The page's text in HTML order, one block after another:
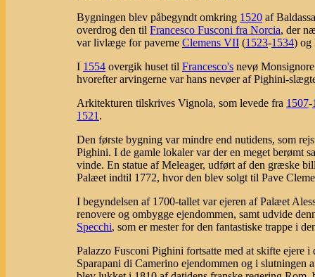
Bygningen blev påbegyndt omkring 1520 af
overdrog den til Francesco Fusconi fra Norcia, der
var livlæge for paverne Clemens VII (1523-1534) og
I 1554 overgik huset til Francesco's nevø
hvorefter arvingerne var hans nevøer af Pighini-
Arkitekturen tilskrives Vignola, som levede fra 1507-
1521 .
Den første bygning var mindre end nutidens, som
Pighini. I de gamle lokaler var der en meget berømt
vinde. En statue af Meleager, udført af den græske
Palæet indtil 1772, hvor den blev solgt til Pave
I begyndelsen af 1700-tallet var ejeren af Palæet
renovere og ombygge ejendommen, samt udvide
Specchi, som er mester for den fantastiske trappe i
Palazzo Fusconi Pighini fortsatte med at skifte ejere
Sparapani di Camerino ejendommen og i slutningen